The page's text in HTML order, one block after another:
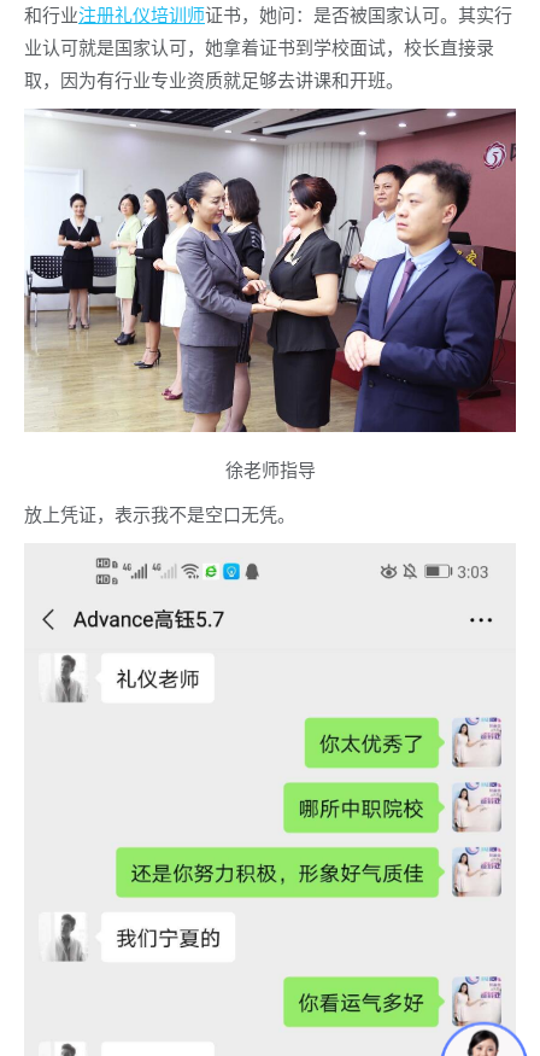
和行业注册礼仪培训师证书，她问：是否被国家认可。其实行
业认可就是国家认可，她拿着证书到学校面试，校长直接录
取，因为有行业专业资质就足够去讲课和开班。
徐老师指导
放上凭证，表示我不是空口无凭。